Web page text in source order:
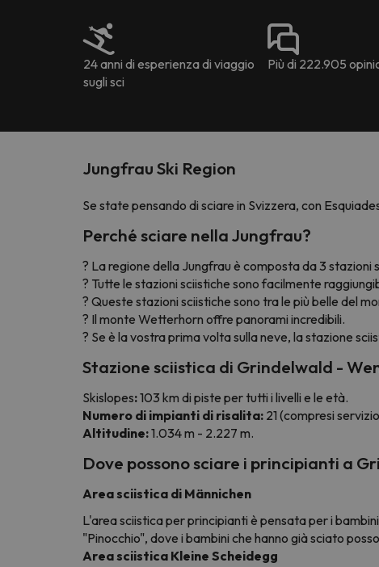
24 anni di esperienza di viaggio
sugli sci
Più di 222.905
Jungfrau Ski Region
Se state pensando di sciare in Svizzera, con
Perché sciare nella Jungfrau?
? La regione della Jungfrau è composta da 3 stazioni
? Tutte le stazioni sciistiche sono facilmente
? Queste stazioni sciistiche sono tra le più belle del
? Il monte Wetterhorn offre panorami incredibili.
? Se è la vostra prima volta sulla neve, la stazione
Stazione sciistica di Grindelwald -
Skislopes:103 km di piste per tutti i livelli e le età.
Numero di impianti di risalita: 21 (compresi
Altitudine:1.034 m - 2.227 m.
Dove possono sciare i principianti a
Area sciistica di Männichen
L'area sciistica per principianti è pensata per i
"Pinocchio", dove i bambini che hanno già sciato
Area sciistica Kleine Scheidegg